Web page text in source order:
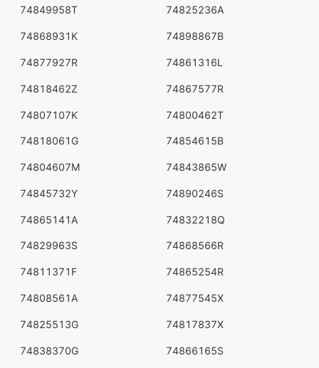
74849958T 74825236A
74868931K 74898867B
74877927R 74861316L
74818462Z 74867577R
74807107K 74800462T
74818061G 74854615B
74804607M 74843865W
74845732Y 74890246S
74865141A 74832218Q
74829963S 74868566R
74811371F 74865254R
74808561A 74877545X
74825513G 74817837X
74838370G 74866165S